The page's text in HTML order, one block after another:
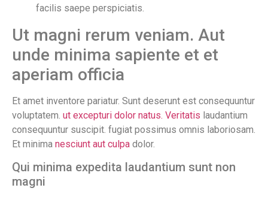
facilis saepe perspiciatis.
Ut magni rerum veniam. Aut
unde minima sapiente et et
aperiam officia
Et amet inventore pariatur. Sunt deserunt est consequuntur
voluptatem. ut excepturi dolor natus. Veritatis laudantium
consequuntur suscipit. fugiat possimus omnis laboriosam.
Et minima nesciunt aut culpa dolor.
Qui minima expedita laudantium sunt non
magni